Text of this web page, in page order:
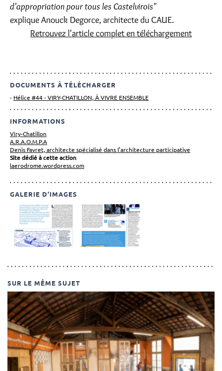
d’appropriation pour tous les Castelvirois"
explique Anouck Degorce, architecte du CAUE.
Retrouvez l'article complet en téléchargement
DOCUMENTS À TÉLÉCHARGER
Hélice #44 - VIRY-CHATILLON, À VIVRE ENSEMBLE
INFORMATIONS
Viry-Chatillon
A.R.A.O.M.P.A
Denis Favret, architecte spécialisé dans l’architecture participative
Site dédié à cette action
laerodrome.wordpress.com
GALERIE D’IMAGES
SUR LE MÊME SUJET